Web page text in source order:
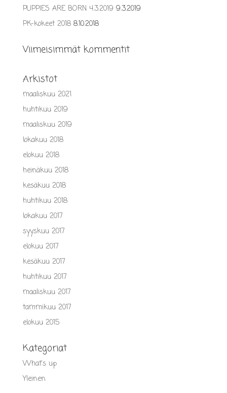
PUPPIES ARE BORN 4.3.2019 9.3.2019
PK-kokeet 2018 8.10.2018
Viimeisimmät kommentit
Arkistot
maaliskuu 2021
huhtikuu 2019
maaliskuu 2019
lokakuu 2018
elokuu 2018
heinäkuu 2018
kesäkuu 2018
huhtikuu 2018
lokakuu 2017
syyskuu 2017
elokuu 2017
kesäkuu 2017
huhtikuu 2017
maaliskuu 2017
tammikuu 2017
elokuu 2015
Kategoriat
What's up
Yleinen